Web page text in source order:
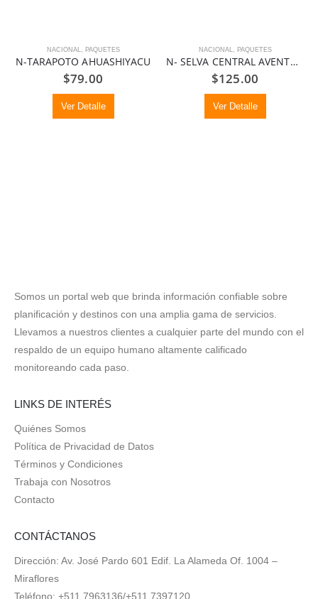
NACIONAL, PAQUETES
N-TARAPOTO AHUASHIYACU
$79.00
Ver Detalle
NACIONAL, PAQUETES
N- SELVA CENTRAL AVENTURA
$125.00
Ver Detalle
Somos un portal web que brinda información confiable sobre
planificación y destinos con una amplia gama de servicios.
Llevamos a nuestros clientes a cualquier parte del mundo con el
respaldo de un equipo humano altamente calificado
monitoreando cada paso.
LINKS DE INTERÉS
Quiénes Somos
Política de Privacidad de Datos
Términos y Condiciones
Trabaja con Nosotros
Contacto
CONTÁCTANOS
Dirección: Av. José Pardo 601 Edif. La Alameda Of. 1004 –
Miraflores
Teléfono: +511 7963136/+511 7397120